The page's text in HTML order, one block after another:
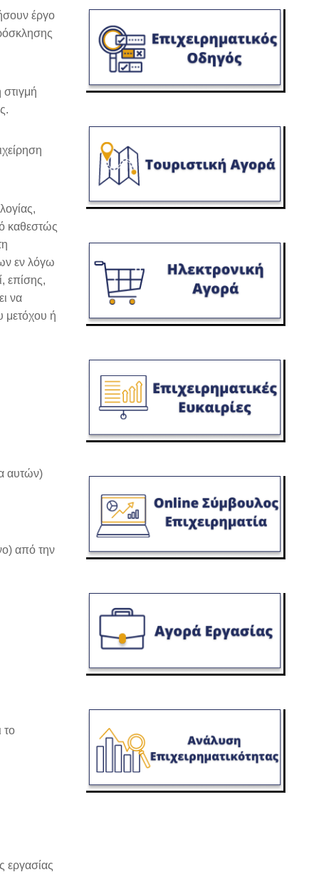
έργο
καθεστώς
εν λόγω
επίσης,
να
μετόχου ή
αυτών)
από την
το
εργασίας